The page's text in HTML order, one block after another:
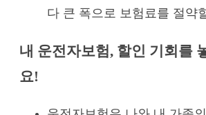
다 큰 폭으로 보험료를 절약
내 운전자보험, 할인 기회를
요!